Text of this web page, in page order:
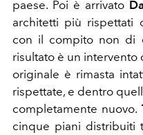
paese. Poi è arrivato
architetti più rispettati
con il compito non di
risultato è un intervento
originale è rimasta
rispettate, e dentro
completamente nuovo.
cinque piani distribuiti